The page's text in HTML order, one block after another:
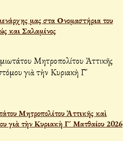
μας στα Ονομαστήρια του
και Σαλαμίνος
Μητροπολίτου Ἀττικῆς καὶ
γιὰ τὴν Κυριακὴ Γ´ Ματθαίου 2026